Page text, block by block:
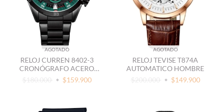
AGOTADO
RELOJ CURREN 8402-3
CRONÓGRAFO ACERO
VERDE
$180.000 $159.900
AGOTADO
RELOJ TEVISE T874A
AUTOMATICO HOMBRE
$200.000
$149.900